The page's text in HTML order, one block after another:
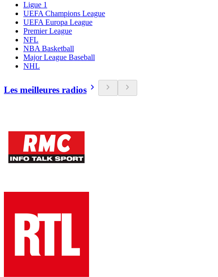
Ligue 1
UEFA Champions League
UEFA Europa League
Premier League
NFL
NBA Basketball
Major League Baseball
NHL
Les meilleures radios